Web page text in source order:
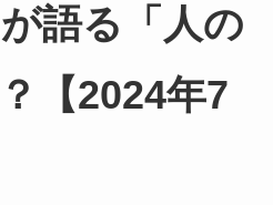
語る「人の
【2024年7